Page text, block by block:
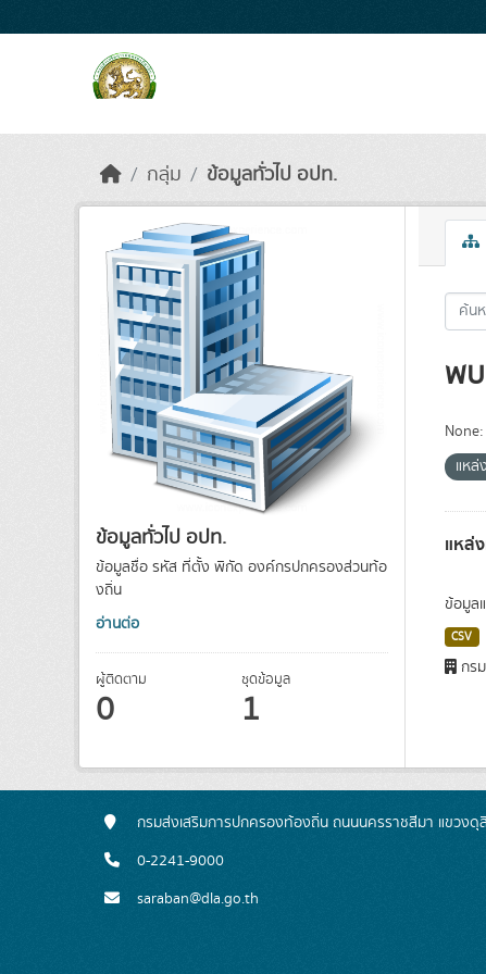
กลุ่ม ข้อมูลทั่วไป อปท.
ข้อมูลทั่วไป อปท.
ข้อมูลชื่อ รหัส ที่ตั้ง พิกัด องค์กรปกครองส่วนท้อ
งถิ่น
อ่านต่อ
ผู้ติดตาม
0
ชุดข้อมูล
1
พ
None:
แหล่
แหล่
ข้อมูล
CSV
กรม
กรมส่งเสริมการปกครองท้องถิ่น ถนนนครราชสีมา แขวง
0-2241-9000
saraban@dla.go.th